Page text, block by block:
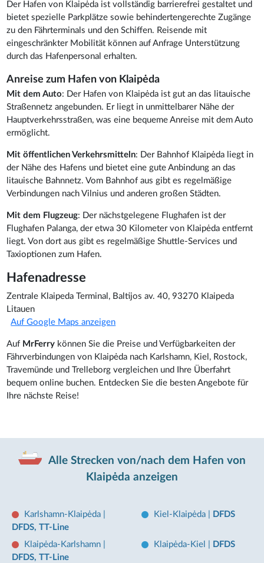
Der Hafen von Klaipėda ist vollständig barrierefrei gestaltet und
bietet spezielle Parkplätze sowie behindertengerechte Zugänge
zu den Fährterminals und den Schiffen. Reisende mit
eingeschränkter Mobilität können auf Anfrage Unterstützung
durch das Hafenpersonal erhalten.
Anreise zum Hafen von Klaipėda
Mit dem Auto: Der Hafen von Klaipėda ist gut an das litauische
Straßennetz angebunden. Er liegt in unmittelbarer Nähe der
Hauptverkehrsstraßen, was eine bequeme Anreise mit dem Auto
ermöglicht.
Mit öffentlichen Verkehrsmitteln: Der Bahnhof Klaipėda liegt in
der Nähe des Hafens und bietet eine gute Anbindung an das
litauische Bahnnetz. Vom Bahnhof aus gibt es regelmäßige
Verbindungen nach Vilnius und anderen großen Städten.
Mit dem Flugzeug: Der nächstgelegene Flughafen ist der
Flughafen Palanga, der etwa 30 Kilometer von Klaipėda entfernt
liegt. Von dort aus gibt es regelmäßige Shuttle-Services und
Taxioptionen zum Hafen.
Hafenadresse
Zentrale Klaipeda Terminal, Baltijos av. 40, 93270 Klaipeda
Litauen
Auf Google Maps anzeigen
Auf MrFerry können Sie die Preise und Verfügbarkeiten der
Fährverbindungen von Klaipėda nach Karlshamn, Kiel, Rostock,
Travemünde und Trelleborg vergleichen und Ihre Überfahrt
bequem online buchen. Entdecken Sie die besten Angebote für
Ihre nächste Reise!
Alle Strecken von/nach dem Hafen von
Klaipėda anzeigen
Karlshamn-Klaipėda
DFDS, TT-Line
Kiel-Klaipėda DFDS
Klaipėda-Karlshamn
DFDS, TT-Line
Klaipėda-Kiel DFDS